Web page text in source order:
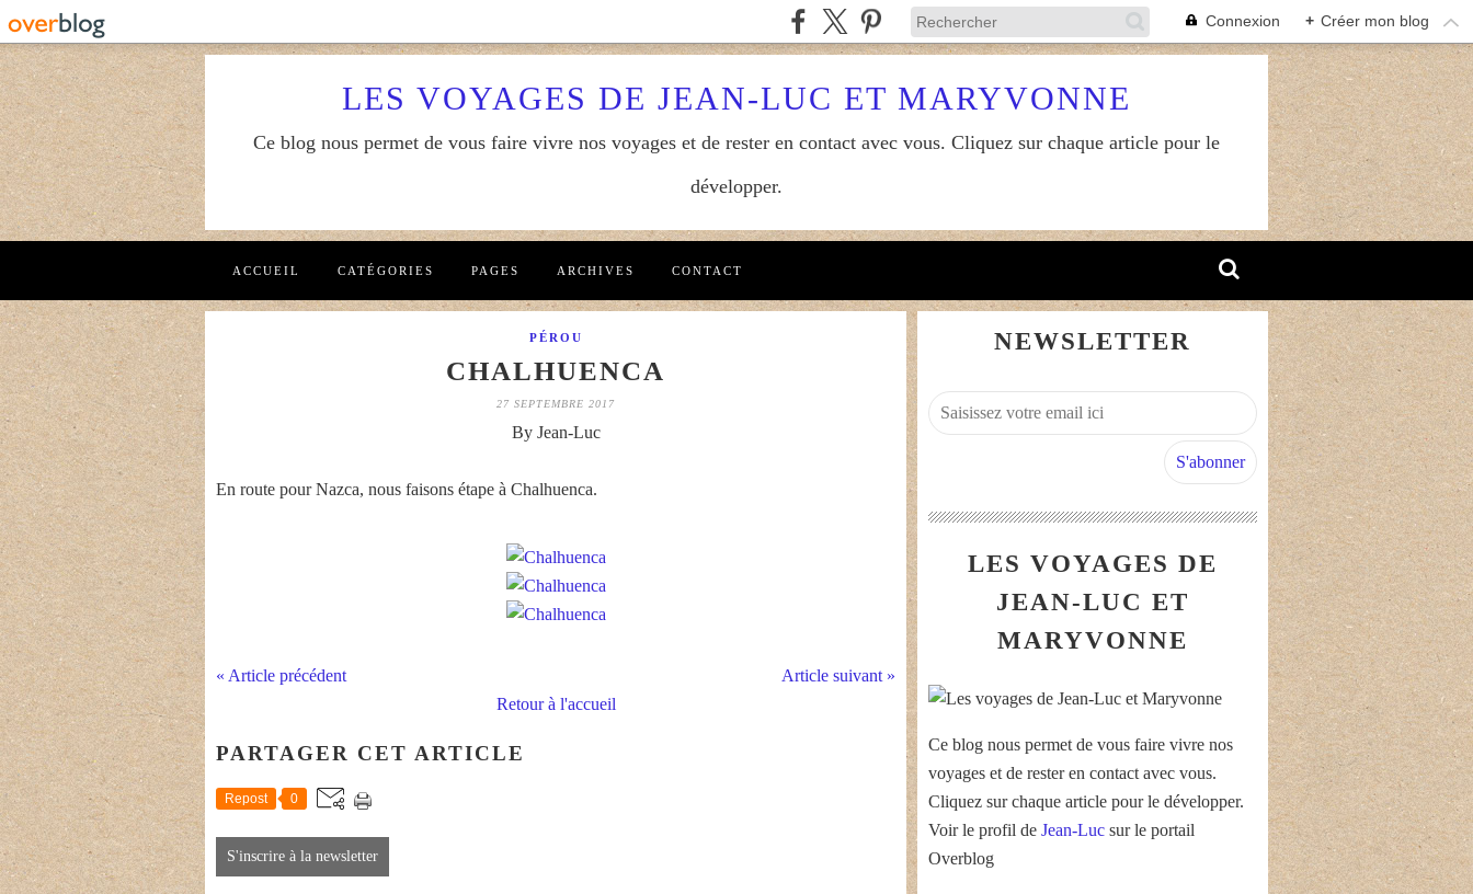
Connexion + Créer mon blog
LES VOYAGES DE JEAN-LUC ET MARYVONNE
Ce blog nous permet de vous faire vivre nos voyages et de rester en contact avec vous. Cliquez sur chaque article pour le
développer.
ACCUEIL CATÉGORIES PAGES ARCHIVES CONTACT
PÉROU
CHALHUENCA
27 SEPTEMBRE 2017
By Jean-Luc
En route pour Nazca, nous faisons étape à Chalhuenca.
« Article précédent
Article suivant »
Retour à l'accueil
PARTAGER CET ARTICLE
Repost 0
S'inscrire à la newsletter
NEWSLETTER
LES VOYAGES DE
JEAN-LUC ET
MARYVONNE
Ce blog nous permet de vous faire vivre nos
voyages et de rester en contact avec vous.
Cliquez sur chaque article pour le développer.
Voir le profil de Jean-Luc sur le portail
Overblog